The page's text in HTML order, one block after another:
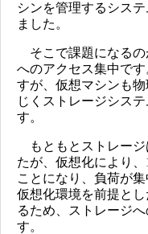
シンを管理するシス
ました。
そこで課題になるの
へのアクセス集中で
すが、仮想マシンも物
じくストレージシステ
す。
もともとストレージ
たが、仮想化により
ことになり、負荷が
仮想化環境を前提と
るため、ストレージ
す。